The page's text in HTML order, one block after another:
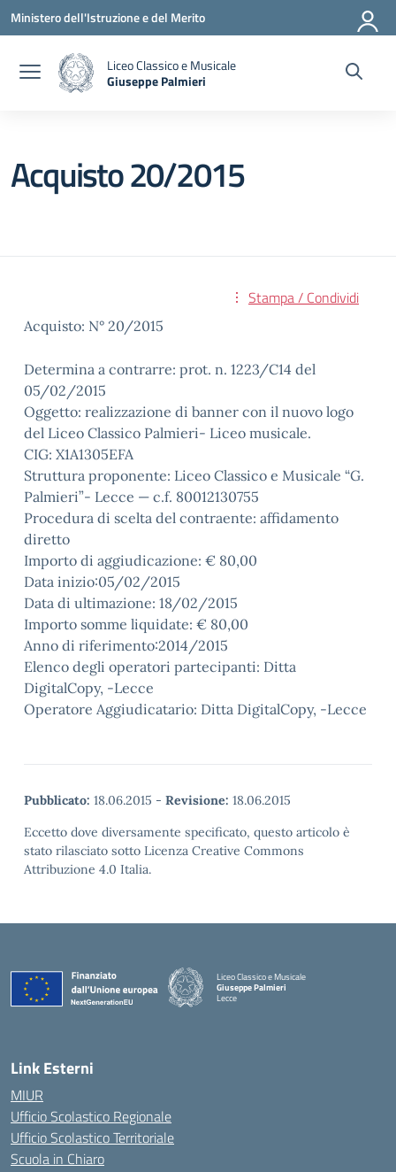
Vai ai contenuti
Vai al menu di navigazione
Vai al footer
Ministero dell'Istruzione e del Merito
Liceo Classico e Musicale
Giuseppe Palmieri
Acquisto 20/2015
Stampa / Condividi
Acquisto: N° 20/2015
Determina a contrarre: prot. n. 1223/C14 del
05/02/2015
Oggetto: realizzazione di banner con il nuovo logo
del Liceo Classico Palmieri- Liceo musicale.
CIG: X1A1305EFA
Struttura proponente: Liceo Classico e Musicale “G.
Palmieri”- Lecce — c.f. 80012130755
Procedura di scelta del contraente: affidamento
diretto
Importo di aggiudicazione: € 80,00
Data inizio:05/02/2015
Data di ultimazione: 18/02/2015
Importo somme liquidate: € 80,00
Anno di riferimento:2014/2015
Elenco degli operatori partecipanti: Ditta
DigitalCopy, -Lecce
Operatore Aggiudicatario: Ditta DigitalCopy, -Lecce
Pubblicato: 18.06.2015 - Revisione: 18.06.2015
Eccetto dove diversamente specificato, questo articolo è
stato rilasciato sotto Licenza Creative Commons
Attribuzione 4.0 Italia.
Liceo Classico e Musicale
Giuseppe Palmieri
Lecce
Link Esterni
MIUR
Ufficio Scolastico Regionale
Ufficio Scolastico Territoriale
Scuola in Chiaro